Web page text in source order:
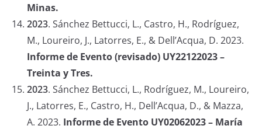
Minas.
2023. Sánchez Bettucci, L., Castro, H., Rodríguez,
M., Loureiro, J., Latorres, E., & Dell’Acqua, D. 2023.
Informe de Evento (revisado) UY22122023 –
Treinta y Tres.
2023. Sánchez Bettucci, L., Rodríguez, M., Loureiro,
J., Latorres, E., Castro, H., Dell’Acqua, D., & Mazza,
A. 2023. Informe de Evento UY02062023 – María